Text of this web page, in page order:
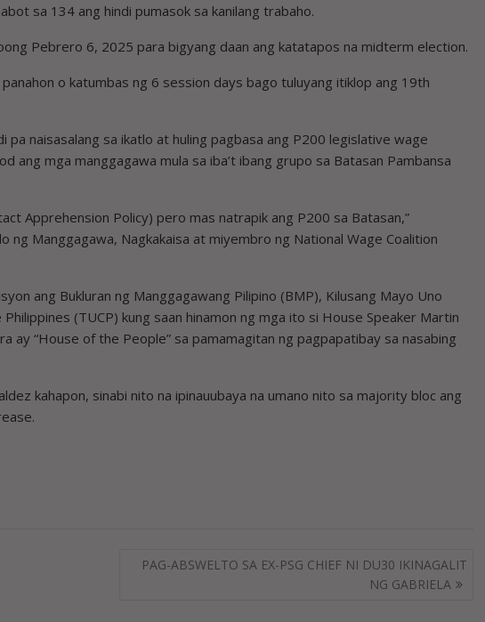
sa 134 ang hindi pumasok sa kanilang trabaho.
Pebrero 6, 2025 para bigyang daan ang katatapos na midterm election.
o katumbas ng 6 session days bago tuluyang itiklop ang 19th
pa naisasalang sa ikatlo at huling pagbasa ang P200 legislative wage
ang mga manggagawa mula sa iba’t ibang grupo sa Batasan Pambansa
Apprehension Policy) pero mas natrapik ang P200 sa Batasan,”
ng Manggagawa, Nagkakaisa at miyembro ng National Wage Coalition
ang Bukluran ng Manggagawang Pilipino (BMP), Kilusang Mayo Uno
(TUCP) kung saan hinamon ng mga ito si House Speaker Martin
ay “House of the People” sa pamamagitan ng pagpapatibay sa nasabing
kahapon, sinabi nito na ipinauubaya na umano nito sa majority bloc ang
PAG-ABSWELTO SA EX-PSG CHIEF NI DU30 IKINAGALIT
NG GABRIELA